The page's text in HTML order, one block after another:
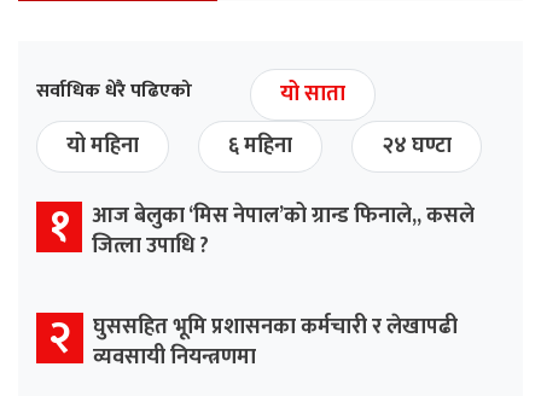
सर्वाधिक धेरै पढिएको
यो साता
यो महिना
६ महिना २४ घण्टा
१ आज बेलुका ‘मिस नेपाल’को ग्रान्ड फिनाले,, कसले
जित्ला उपाधि ?
२ घुससहित भूमि प्रशासनका कर्मचारी र लेखापढी
व्यवसायी नियन्त्रणमा